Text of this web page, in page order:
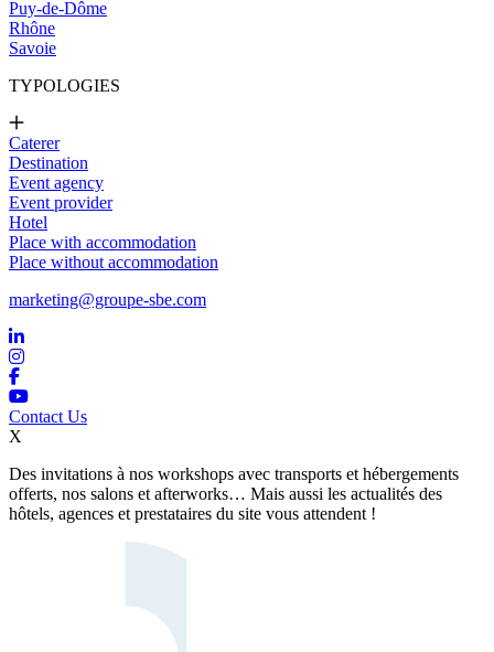
Puy-de-Dôme
Rhône
Savoie
TYPOLOGIES
Caterer
Destination
Event agency
Event provider
Hotel
Place with accommodation
Place without accommodation
marketing@groupe-sbe.com
Contact Us
X
Des invitations à nos workshops avec transports et hébergements
offerts, nos salons et afterworks… Mais aussi les actualités des
hôtels, agences et prestataires du site vous attendent !